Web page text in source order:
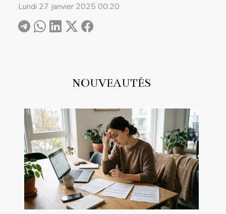
NOUVEAUTÉS
Lundi 27 janvier 2025 00:20